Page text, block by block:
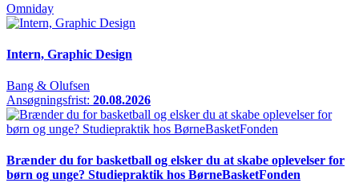
Omniday
Intern, Graphic Design
Bang & Olufsen
Ansøgningsfrist: 20.08.2026
Brænder du for basketball og elsker du at skabe oplevelser for
børn og unge? Studiepraktik hos BørneBasketFonden